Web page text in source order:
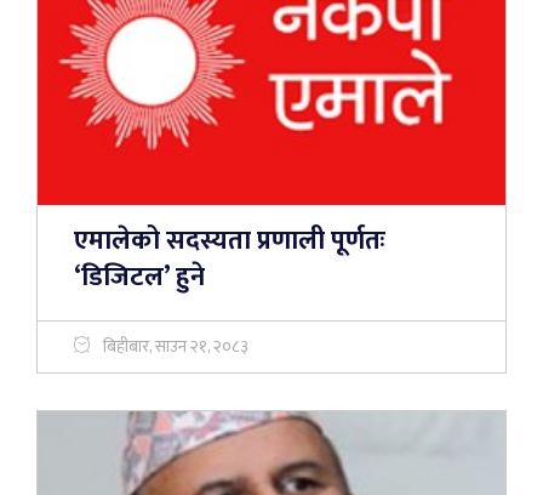
एमालेको सदस्यता प्रणाली पूर्णतः
‘डिजिटल’ हुने
बिहीबार, साउन २१, २०८३